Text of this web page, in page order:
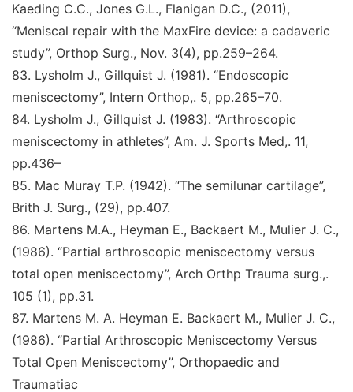
Kaeding C.C., Jones G.L., Flanigan D.C., (2011),
“Meniscal repair with the MaxFire device: a cadaveric
study”, Orthop Surg., Nov. 3(4), pp.259–264.
83. Lysholm J., Gillquist J. (1981). “Endoscopic
meniscectomy”, Intern Orthop,. 5, pp.265–70.
84. Lysholm J., Gillquist J. (1983). “Arthroscopic
meniscectomy in athletes”, Am. J. Sports Med,. 11,
pp.436–
85. Mac Muray T.P. (1942). “The semilunar cartilage”,
Brith J. Surg., (29), pp.407.
86. Martens M.A., Heyman E., Backaert M., Mulier J. C.,
(1986). “Partial arthroscopic meniscectomy versus
total open meniscectomy”, Arch Orthp Trauma surg.,.
105 (1), pp.31.
87. Martens M. A. Heyman E. Backaert M., Mulier J. C.,
(1986). “Partial Arthroscopic Meniscectomy Versus
Total Open Meniscectomy”, Orthopaedic and
Traumatiac